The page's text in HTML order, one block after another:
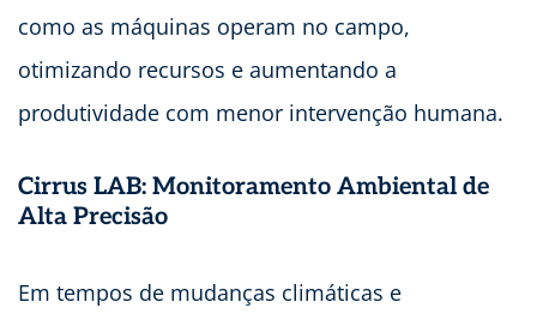
como as máquinas operam no campo,
otimizando recursos e aumentando a
produtividade com menor intervenção humana.
Cirrus LAB: Monitoramento Ambiental de
Alta Precisão
Em tempos de mudanças climáticas e